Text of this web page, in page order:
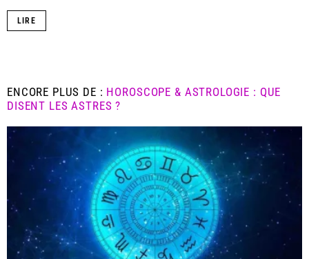
LIRE
ENCORE PLUS DE : HOROSCOPE & ASTROLOGIE : QUE
DISENT LES ASTRES ?